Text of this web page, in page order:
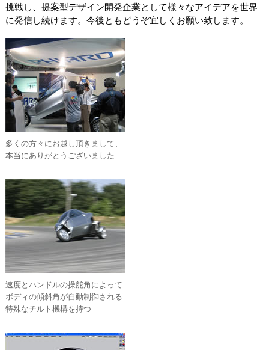
挑戦し、提案型デザイン開発企業として様々なアイデアを世界
に発信し続けます。今後ともどうぞ宜しくお願い致します。
多くの方々にお越し頂きまして、
本当にありがとうございました
速度とハンドルの操舵角によって
ボディの傾斜角が自動制御される
特殊なチルト機構を持つ